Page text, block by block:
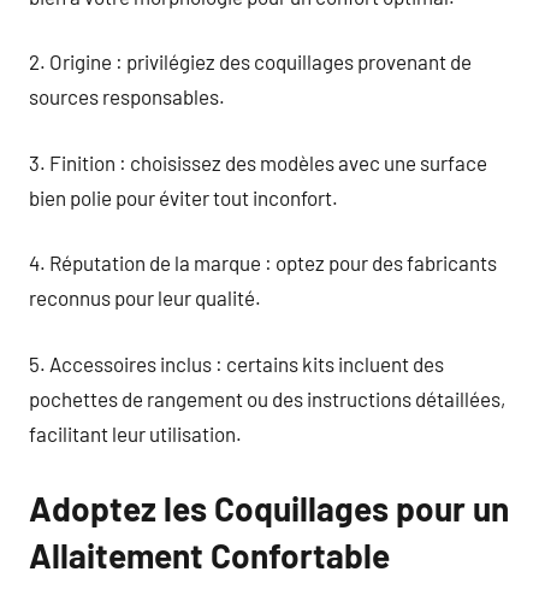
2. Origine : privilégiez des coquillages provenant de
sources responsables.
3. Finition : choisissez des modèles avec une surface
bien polie pour éviter tout inconfort.
4. Réputation de la marque : optez pour des fabricants
reconnus pour leur qualité.
5. Accessoires inclus : certains kits incluent des
pochettes de rangement ou des instructions détaillées,
facilitant leur utilisation.
Adoptez les Coquillages pour un
Allaitement Confortable